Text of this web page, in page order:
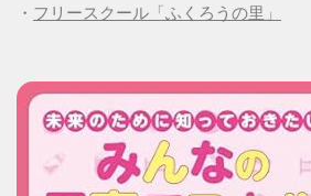
・ フリースクール「ふくろうの里」